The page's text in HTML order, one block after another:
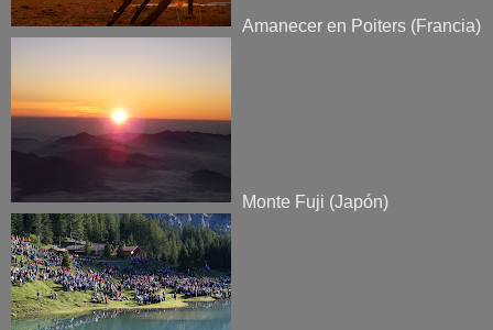
Amanecer en Poiters (Francia)
Monte Fuji (Japón)